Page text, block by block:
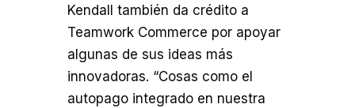
Kendall también da crédito a
Teamwork Commerce por apoyar
algunas de sus ideas más
innovadoras. “Cosas como el
autopago integrado en nuestra